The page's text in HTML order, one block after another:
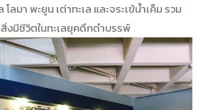
ลมา พะยูน เต่าทะเล และจระเข้น้ำเค็ม รวม
สิ่งมีชีวิตในทะเลยุคดึกดำบรรพ์